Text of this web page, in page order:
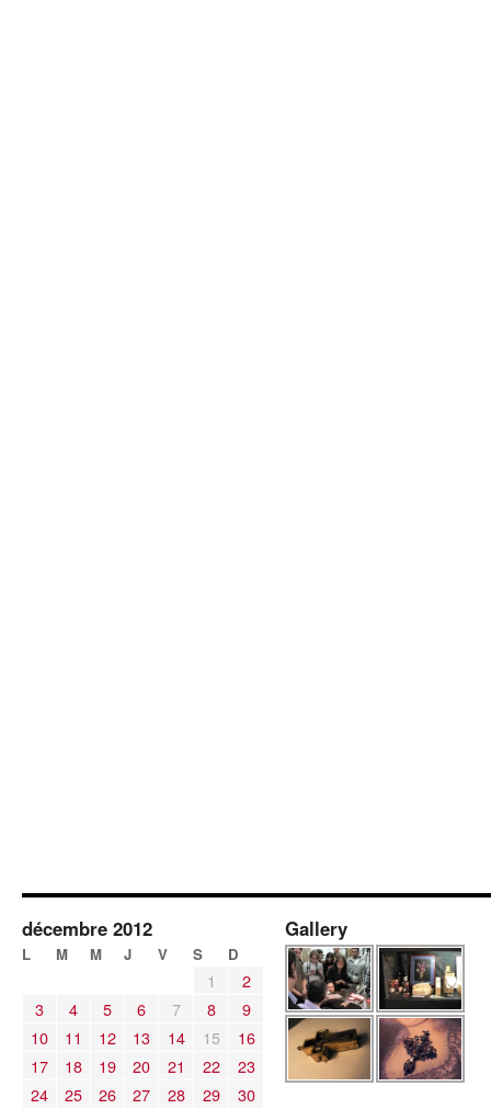
décembre 2012
L M M J V S D
1
2
3
4 5 6 7 8
9
10
11 12 13 14 15
16
17
18 19 20 21 22
23
24
25 26 27 28 29
30
Gallery